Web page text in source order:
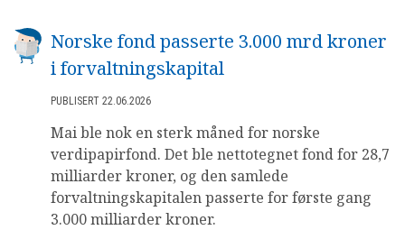
AKTUELT
DEN LILLE FONDSHÅNDBOKEN
IN ENGLISH
Norske fond passerte 3.000 mrd kroner
i forvaltningskapital
PUBLISERT 22.06.2026
Mai ble nok en sterk måned for norske
verdipapirfond. Det ble nettotegnet fond for 28,7
milliarder kroner, og den samlede
forvaltningskapitalen passerte for første gang
3.000 milliarder kroner.